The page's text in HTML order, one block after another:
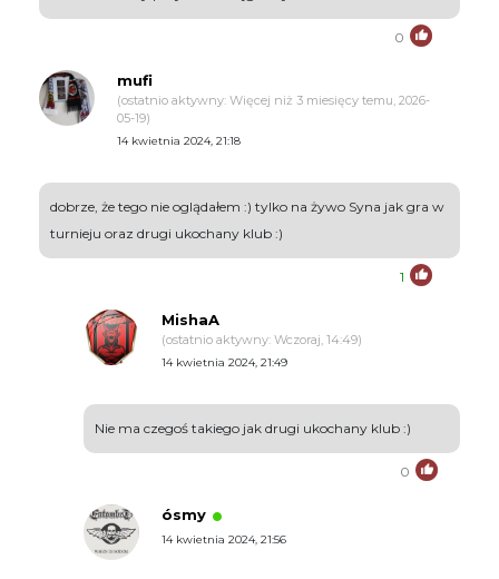
0
mufi
(ostatnio aktywny: Więcej niż 3 miesięcy temu, 2026-
05-19)
14 kwietnia 2024, 21:18
dobrze, że tego nie oglądałem :) tylko na żywo Syna jak gra w
turnieju oraz drugi ukochany klub :)
1
MishaA
(ostatnio aktywny: Wczoraj, 14:49)
14 kwietnia 2024, 21:49
Nie ma czegoś takiego jak drugi ukochany klub :)
0
ósmy
14 kwietnia 2024, 21:56